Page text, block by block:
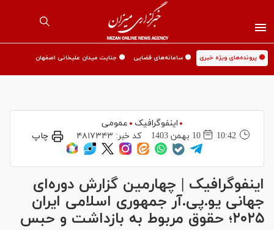
🟡 پرونده‌های ویژه خبری 🟡 سامانه‌های قضایی 🟡 جنایت میدان علیخانی اصفهان
اینفوگرافیک
عمومی
10:42
10 بهمن 1403 کد خبر: ۴۸۱۷۳۴۳ چاپ
اینفوگرافیک | چهارمین گزارش دوره‌ای
جهانی یو.پی.آر جمهوری اسلامی ایران
۲۰۲۵؛ حقوق مربوط به بازداشت و حبس